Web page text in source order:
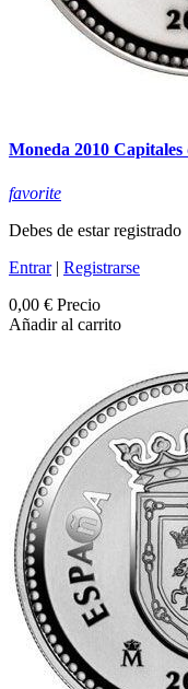
Moneda 2010
favorite
Debes de estar registrado
Entrar| Registrarse
0,00 € Precio
Añadir al carrito